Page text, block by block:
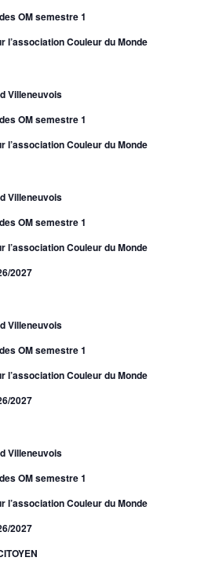
OM semestre 1
l’association Couleur du Monde
Villeneuvois
OM semestre 1
l’association Couleur du Monde
Villeneuvois
OM semestre 1
l’association Couleur du Monde
2027
Villeneuvois
OM semestre 1
l’association Couleur du Monde
2027
Villeneuvois
OM semestre 1
l’association Couleur du Monde
2027